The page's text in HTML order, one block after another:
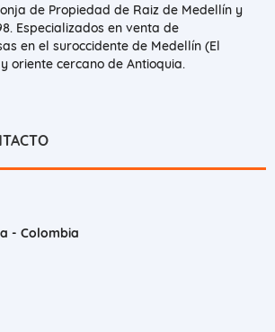
de Propiedad de Raiz de Medellín y
Especializados en venta de
en el suroccidente de Medellín (El
oriente cercano de Antioquia.
- Colombia